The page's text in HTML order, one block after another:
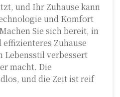
und Ihr Zuhause kann
und Komfort
Sie sich bereit, in
Zuhause
Lebensstil verbessert
macht. Die
und die Zeit ist reif